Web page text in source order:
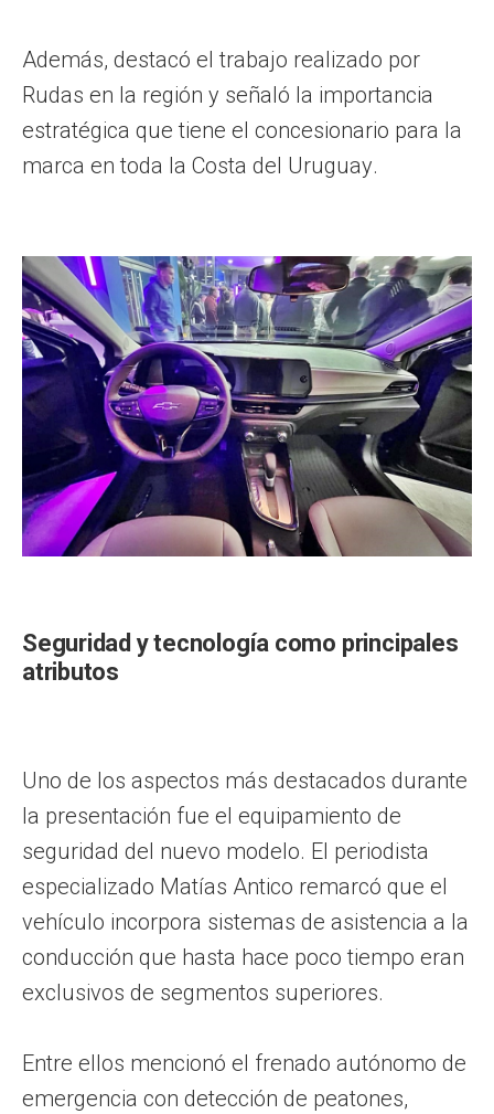
Además, destacó el trabajo realizado por
Rudas en la región y señaló la importancia
estratégica que tiene el concesionario para la
marca en toda la Costa del Uruguay.
Seguridad y tecnología como principales
atributos
Uno de los aspectos más destacados durante
la presentación fue el equipamiento de
seguridad del nuevo modelo. El periodista
especializado Matías Antico remarcó que el
vehículo incorpora sistemas de asistencia a la
conducción que hasta hace poco tiempo eran
exclusivos de segmentos superiores.
Entre ellos mencionó el frenado autónomo de
emergencia con detección de peatones,